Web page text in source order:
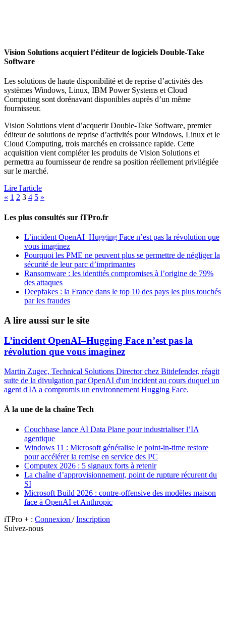
Vision Solutions acquiert l’éditeur de logiciels Double-Take
Software
Les solutions de haute disponibilité et de reprise d’activités des
systèmes Windows, Linux, IBM Power Systems et Cloud
Computing sont dorénavant disponibles auprès d’un même
fournisseur.
Vision Solutions vient d’acquerir Double-Take Software, premier
éditeur de solutions de reprise d’activités pour Windows, Linux et le
Cloud Computing, trois marchés en croissance rapide. Cette
acquisition vient compléter les produits de Vision Solutions et
permettra au fournisseur de rendre sa position réellement privilégiée
sur le marché.
Lire l'article
Pagination
des
« 1 2 3 4 5 »
Les plus consultés sur iTPro.fr
L’incident OpenAI–Hugging Face n’est pas la révolution que
vous imaginez
Pourquoi les PME ne peuvent plus se permettre de négliger la
sécurité de leur parc d’imprimantes
Ransomware : les identités compromises à l’origine de 79%
des attaques
Deepfakes : la France dans le top 10 des pays les plus touchés
par les fraudes
A lire aussi sur le site
L’incident OpenAI–Hugging Face n’est pas la
révolution que vous imaginez
Martin Zugec, Technical Solutions Director chez Bitdefender, réagit
suite de la divulgation par OpenAI d'un incident au cours duquel un
agent d'IA a compromis un environnement Hugging Face.
À la une de la chaîne Tech
Couchbase lance AI Data Plane pour industrialiser l’IA
agentique
Windows 11 : Microsoft généralise le point-in-time restore
pour accélérer la remise en service des PC
Computex 2026 : 5 signaux forts à retenir
La chaîne d’approvisionnement, point de rupture récurent du
SI
Microsoft Build 2026 : contre-offensive des modèles maison
face à OpenAI et Anthropic
iTPro + : Connexion /Inscription
Suivez-nous